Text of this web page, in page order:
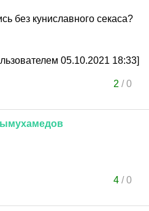
без куниславного секаса?
05.10.2021 18:33]
2 /0
4/0